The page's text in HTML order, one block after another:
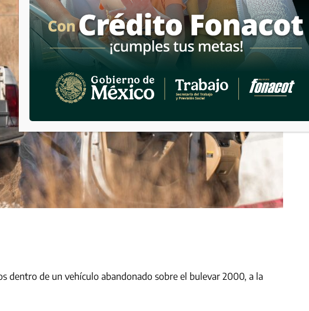
dentro de un vehículo abandonado sobre el bulevar 2000, a la